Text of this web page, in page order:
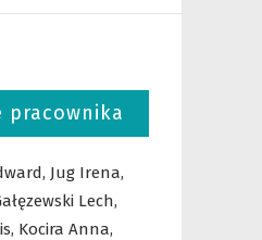
pracownika
Jug Irena,
Lech,
Kocira Anna,